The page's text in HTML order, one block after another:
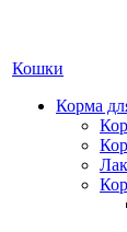
Кошки
Корма